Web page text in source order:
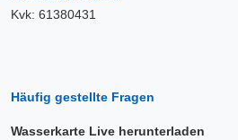
Kvk: 61380431
Häufig gestellte Fragen
Wasserkarte Live herunterladen